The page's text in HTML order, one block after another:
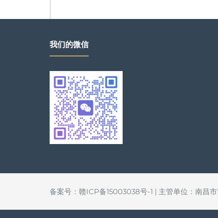
我们的微信
备案号：赣ICP备15003038号-1 | 主管单位：南昌